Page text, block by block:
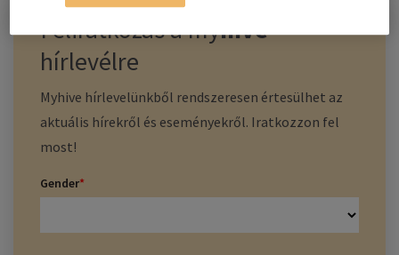
Feliratkozás amyhive
hírlevélre
Myhive hírlevelünkből rendszeresen értesülhet az
aktuális hírekről és eseményekről. Iratkozzon fel
most!
Gender*